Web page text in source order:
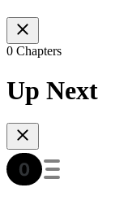
0 Chapters
Up Next